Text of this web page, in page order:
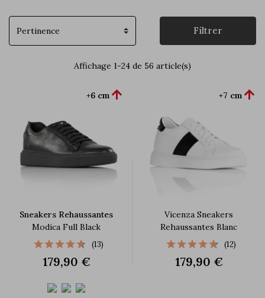
Filtrer
Affichage 1-24 de 56 article(s)
Sneakers Rehaussantes
Modica Full Black
+6 cm 
(13)
179,90 €
Vicenza Sneakers
Rehaussantes Blanc
+7 cm 
(12)
179,90 €